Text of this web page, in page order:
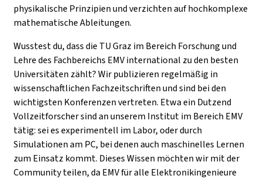
physikalische Prinzipien und verzichten auf hochkomplexe
mathematische Ableitungen.
Wusstest du, dass die TU Graz im Bereich Forschung und
Lehre des Fachbereichs EMV international zu den besten
Universitäten zählt? Wir publizieren regelmäßig in
wissenschaftlichen Fachzeitschriften und sind bei den
wichtigsten Konferenzen vertreten. Etwa ein Dutzend
Vollzeitforscher sind an unserem Institut im Bereich EMV
tätig: sei es experimentell im Labor, oder durch
Simulationen am PC, bei denen auch maschinelles Lernen
zum Einsatz kommt. Dieses Wissen möchten wir mit der
Community teilen, da EMV für alle Elektronikingenieure